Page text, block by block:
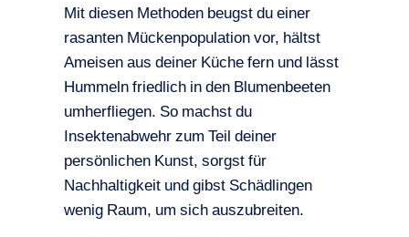
Mit diesen Methoden beugst du einer
rasanten Mückenpopulation vor, hältst
Ameisen aus deiner Küche fern und lässt
Hummeln friedlich in den Blumenbeeten
umherfliegen. So machst du
Insektenabwehr zum Teil deiner
persönlichen Kunst, sorgst für
Nachhaltigkeit und gibst Schädlingen
wenig Raum, um sich auszubreiten.